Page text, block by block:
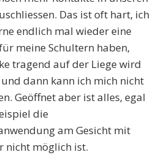
Das ist oft hart, ich
endlich mal wieder eine
meine Schultern haben,
tragend auf der Liege wird
dann kann ich mich nicht
Geöffnet aber ist alles, egal
die
am Gesicht mit
nicht möglich ist.